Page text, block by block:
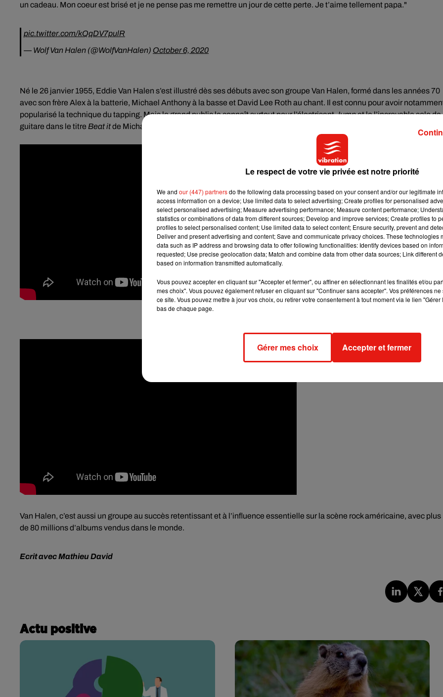
un cadeau. Mon coeur est brisé et je ne pense pas me remettre un jour de cette perte. Je t’aime tellement papa."
pic.twitter.com/kQqDV7pulR
— Wolf Van Halen (@WolfVanHalen) October 6, 2020
Né le 26 janvier 1955, Eddie Van Halen s’est illustré dès ses débuts avec son groupe Van Halen, formé dans les années 70
avec son frère Alex à la batterie, Michael Anthony à la basse et David Lee Roth au chant. Il est connu pour avoir
popularisé la technique du tapping. Mais le grand public le connaît surtout pour l’électrisantJumpet le l’incroyable solo de
guitare dans le titre Beat itde Michael Jackson.
Van Halen, c’est aussi un groupe au succès retentissant et à l’influence essentielle sur la scène rock américaine, avec plus
de 80 millions d’albums vendus dans le monde.
Ecrit avec Mathieu David
Actu positive
Le respect de votre vie privée est notre priorité
We and our (447) partnersdo the following data processing based on your consent and/or our legitimate
access information on a device; Use limited data to select advertising; Create profiles for personalised
select personalised advertising; Measure advertising performance; Measure content performance;
statistics or combinations of data from different sources; Develop and improve services; Create profiles to
profiles to select personalised content; Use limited data to select content; Ensure security, prevent and
Deliver and present advertising and content; Save and communicate privacy choices. These technologies
data such as IP address and browsing data to offer following functionalities: Identify devices based on
requested; Use precise geolocation data; Match and combine data from other data sources; Link different
based on information transmitted automatically.
Vous pouvez accepter en cliquant sur "Accepter et fermer", ou affiner en sélectionnant les finalités et/ou
mes choix". Vous pouvez également refuser en cliquant sur "Continuer sans accepter". Vos préférences
ce site. Vous pouvez mettre à jour vos choix, ou retirer votre consentement à tout moment via le lien
bas de chaque page.
Gérer mes choix Accepter et fermer